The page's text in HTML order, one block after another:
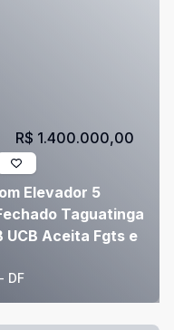
Elevador 5
Taguatinga
UCB Aceita Fgts e
DF
R$ 1.400.000,00